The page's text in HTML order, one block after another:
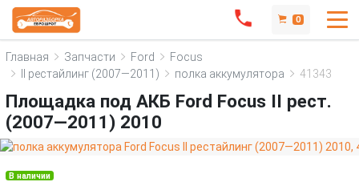
0
Главная Запчасти Ford
Focus
II рестайлинг (2007—2011)
полка аккумулятора 41343
Площадка под АКБ Ford Focus II рест.
(2007—2011) 2010
В наличии